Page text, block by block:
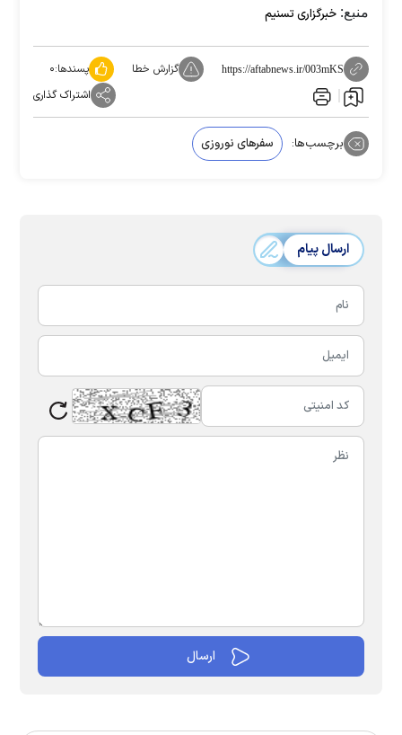
منبع: خبرگزاری تسنیم
https://aftabnews.ir/003mKS گزارش خطا پسندها:۰
اشتراک گذاری
برچسب‌ها: سفرهای نوروزی
ارسال پیام